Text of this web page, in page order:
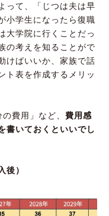
って、「じつは夫は早
小学生になったら復職
大学院に行くことだっ
の考えを知ることがで
けばいいか、家族で話
ト表を作成するメリッ
費用」など、 費用感
書いておくといいでし
後）